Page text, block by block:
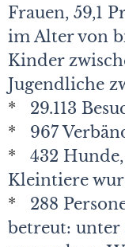
Frauen, 59,1
im Alter von
Kinder
Jugendliche
* 29.113
* 967
* 432
Kleintiere
*
288
betreut: